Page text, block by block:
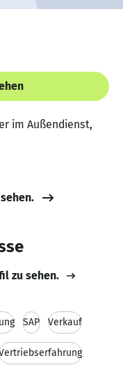
im Außendienst,
zu sehen.
SAP Verkauf